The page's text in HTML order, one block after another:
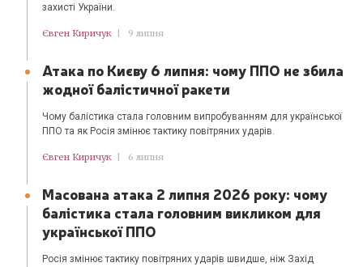
захисті України.
Євген Киричук 9 липня
Атака по Києву 6 липня: чому ППО не збила
жодної балістичної ракети
Чому балістика стала головним випробуванням для української
ППО та як Росія змінює тактику повітряних ударів.
Євген Киричук 6 липня
Масована атака 2 липня 2026 року: чому
балістика стала головним викликом для
української ППО
Росія змінює тактику повітряних ударів швидше, ніж Захід